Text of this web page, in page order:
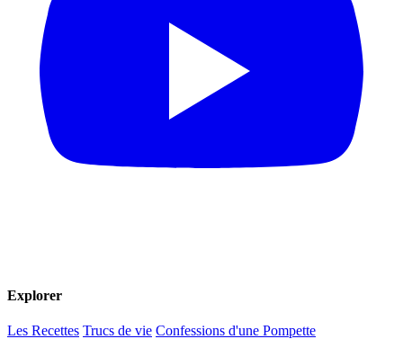
Explorer
Les Recettes Trucs de vie Confessions d'une Pompette